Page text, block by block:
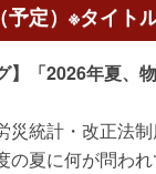
予定）※タイト
】「2026年夏、
災統計・改正法
の夏に何が問わ